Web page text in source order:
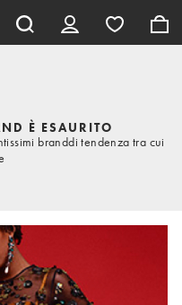
È ESAURITO
branddi tendenza tra cui